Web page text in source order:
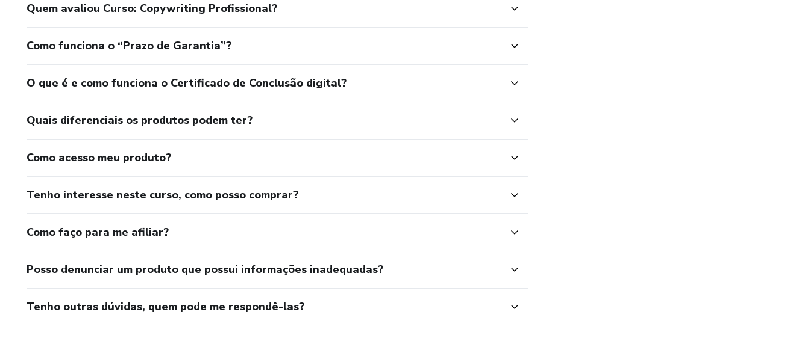
Quem avaliou Curso: Copywriting Profissional?
Como funciona o “Prazo de Garantia”?
O que é e como funciona o Certificado de Conclusão digital?
Quais diferenciais os produtos podem ter?
Como acesso meu produto?
Tenho interesse neste curso, como posso comprar?
Como faço para me afiliar?
Posso denunciar um produto que possui informações inadequadas?
Tenho outras dúvidas, quem pode me respondê-las?